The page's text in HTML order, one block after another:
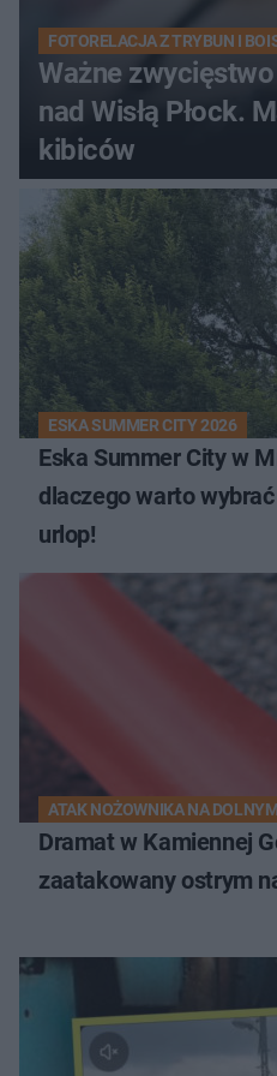
FOTORELACJA Z TRYBUN I
Ważne
nad Wisłą Płock.
kibiców
ESKA SUMMER CITY 2026
Eska Summer City w
dlaczego warto
urlop!
ATAK NOŻOWNIKA NA
Dramat w Kamiennej
zaatakowany ostrym